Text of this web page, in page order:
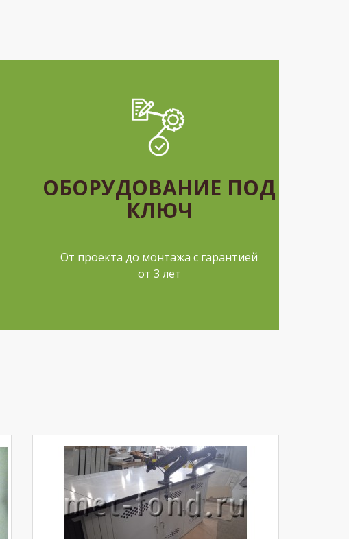
ОБОРУДОВАНИЕ ПОД
КЛЮЧ
От проекта до монтажа с гарантией
от 3 лет